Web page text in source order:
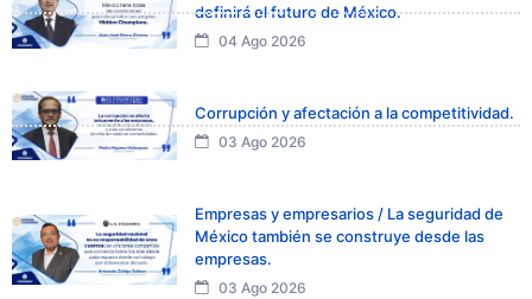
definirá el futuro de México.
04 Ago 2026
Corrupción y afectación a la competitividad.
03 Ago 2026
Empresas y empresarios / La seguridad de
México también se construye desde las
empresas.
03 Ago 2026